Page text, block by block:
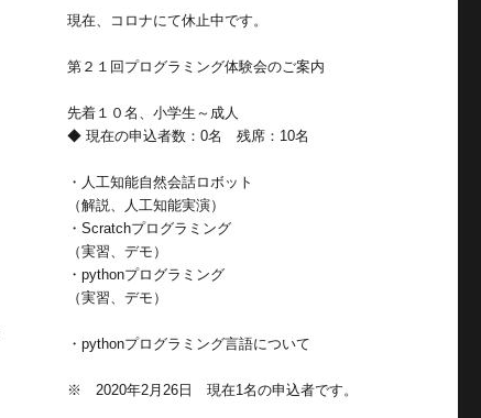
現在、コロナにて休止中です。
第２１回プログラミング体験会のご案内
先着１０名、小学生～成人
◆ 現在の申込者数：0名 残席：10名
・人工知能自然会話ロボット
（解説、人工知能実演）
・Scratchプログラミング
（実習、デモ）
・pythonプログラミング
（実習、デモ）
・pythonプログラミング言語について
※ 2020年2月26日 現在1名の申込者です。